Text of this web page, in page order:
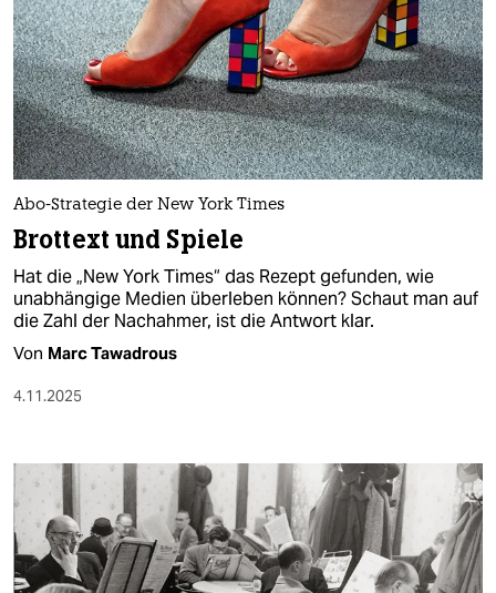
Abo-Strategie der New York Times
Brottext und Spiele
Hat die „New York Times“ das Rezept gefunden, wie
unabhängige Medien überleben können? Schaut man auf
die Zahl der Nachahmer, ist die Antwort klar.
Von Marc Tawadrous
4.11.2025